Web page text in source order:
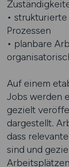
•
Prozessen
• planbare
Auf einem
Jobs werden
gezielt
dargestellt.
dass
sind und